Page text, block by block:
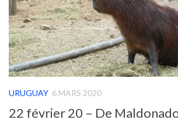
URUGUAY 6 MARS 2020
22 février 20 – De